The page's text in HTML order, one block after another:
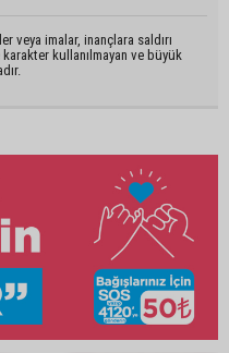
veya imalar, inançlara saldırı
karakter kullanılmayan ve büyük